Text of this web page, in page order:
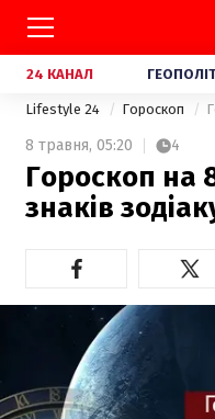
24 КАНАЛ
Lifestyle 24 Гороскоп
8 травня, 05:20 4
Гороскоп на
знаків